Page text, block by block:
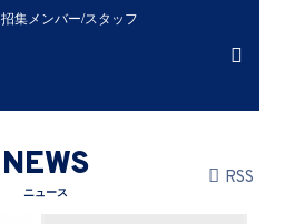
招集メンバー/スタッフ
NEWS
ニュース
RSS